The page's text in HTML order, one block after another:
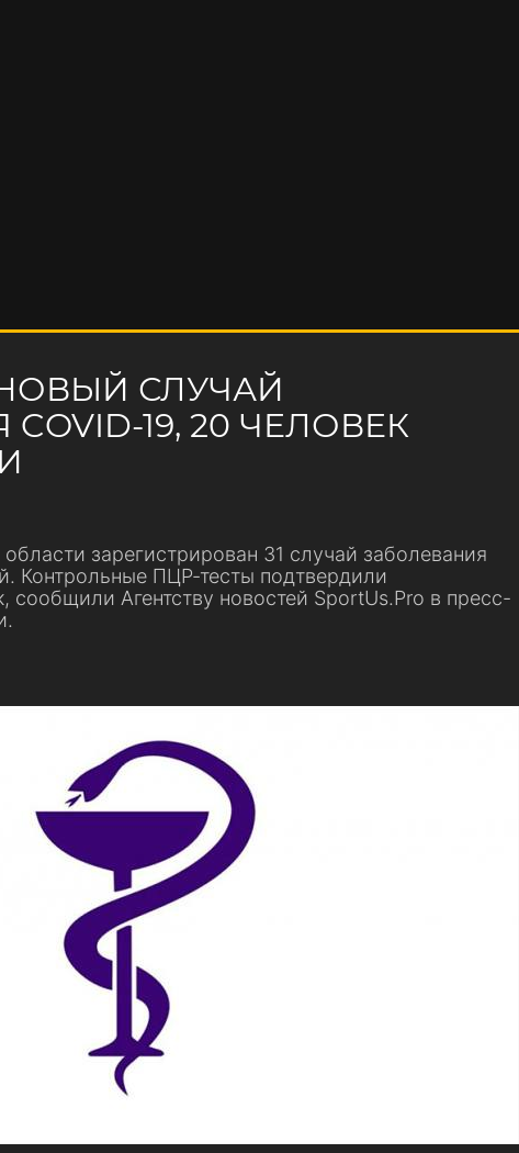
СЛУЧАЙ
19, 20 ЧЕЛОВЕК
зарегистрирован 31 случай заболевания
Контрольные ПЦР-тесты подтвердили
сообщили Агентству новостей SportUs.Pro в пресс-